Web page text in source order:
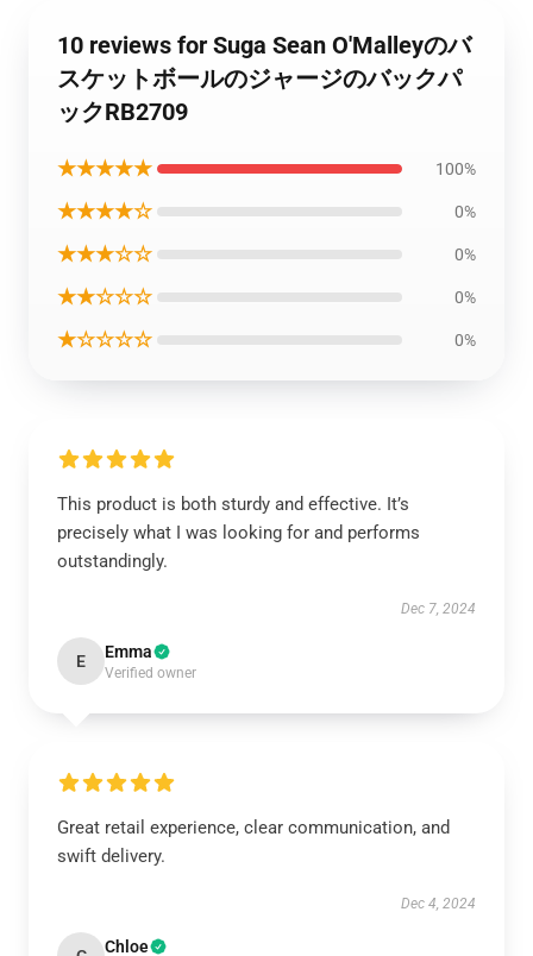
10 reviews for Suga Sean O'Malleyのバ
スケットボールのジャージのバックパ
ックRB2709
★★★★★ 100%
★★★★☆ 0%
★★★☆☆ 0%
★★☆☆☆ 0%
★☆☆☆☆ 0%
This product is both sturdy and effective. It’s
precisely what I was looking for and performs
outstandingly.
Dec 7, 2024
E Emma
Verified owner
Great retail experience, clear communication, and
swift delivery.
Dec 4, 2024
Chloe